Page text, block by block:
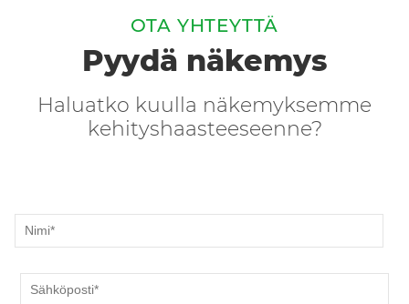
OTA YHTEYTTÄ
Pyydä näkemys
Haluatko kuulla näkemyksemme
kehityshaasteeseenne?